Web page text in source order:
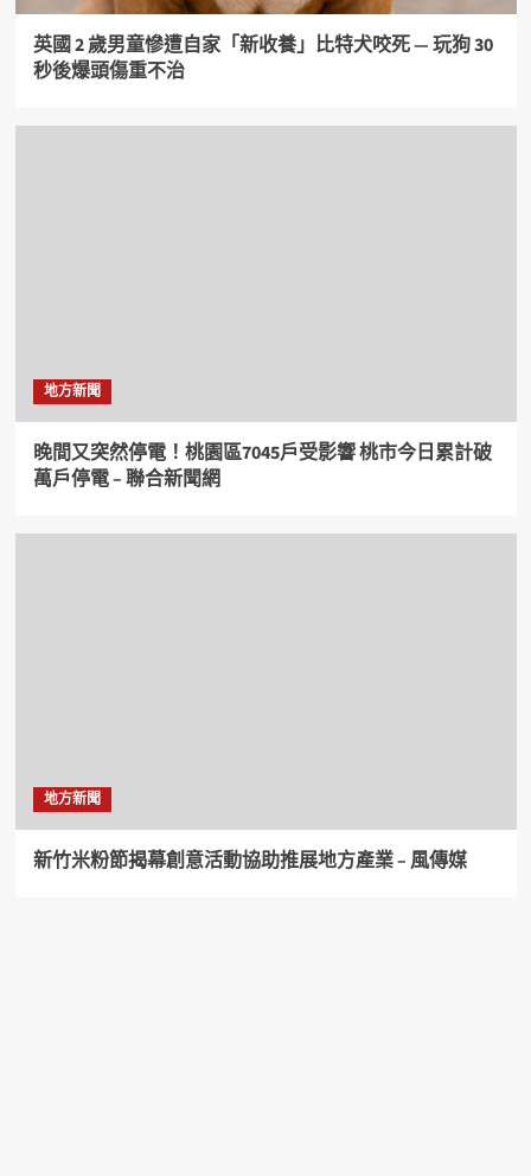
英國 2 歲男童慘遭自家「新收養」比特犬咬死 — 玩狗 30
秒後爆頭傷重不治
地方新聞
晚間又突然停電！桃園區7045戶受影響 桃市今日累計破
萬戶停電 – 聯合新聞網
地方新聞
新竹米粉節揭幕創意活動協助推展地方產業 – 風傳媒